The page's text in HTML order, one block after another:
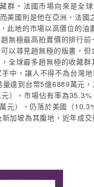
群。法國市場向來是全
美國則是他在亞洲、法
此地的市場以高價位的
無極最高拍賣價的排行
以尋見趙無極的版畫，
全球最多趙無極的收藏
中，讓人不得不為台灣
達到台幣5億6889萬元
），市場佔有率為
），仍落於美國（
加坡為其腹地，近年成